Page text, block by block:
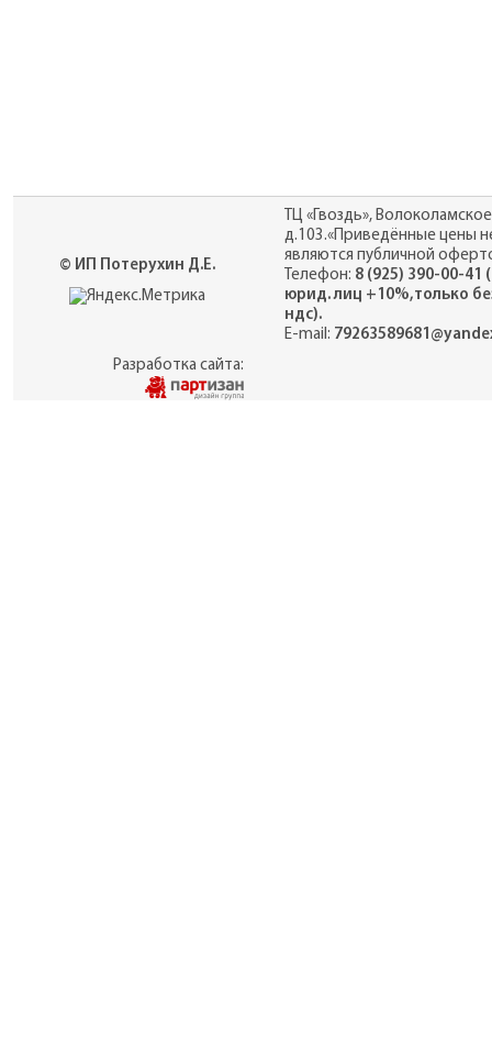
© ИП Потерухин Д.Е.
ТЦ «Гвоздь»,
д.103.«Приведённые цены
являются публичной
Телефон: 8 (925) 390-00-41
юрид. лиц +10%,только
ндс).
E-mail:
Разработка сайта: